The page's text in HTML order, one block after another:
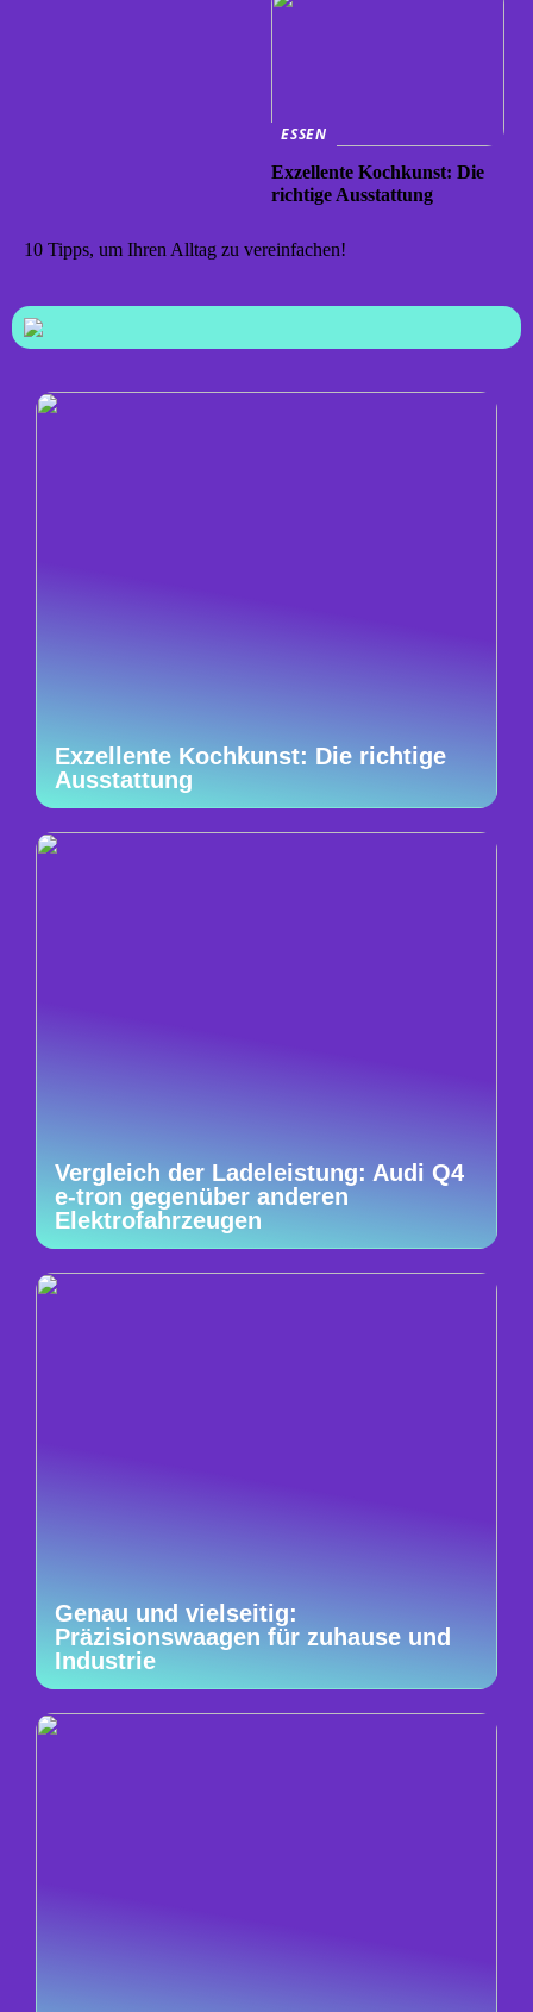
ESSEN
Exzellente Kochkunst: Die
richtige Ausstattung
10 Tipps, um Ihren Alltag zu vereinfachen!
Exzellente Kochkunst: Die richtige
Ausstattung
Vergleich der Ladeleistung: Audi Q4
e-tron gegenüber anderen
Elektrofahrzeugen
Genau und vielseitig:
Präzisionswaagen für zuhause und
Industrie